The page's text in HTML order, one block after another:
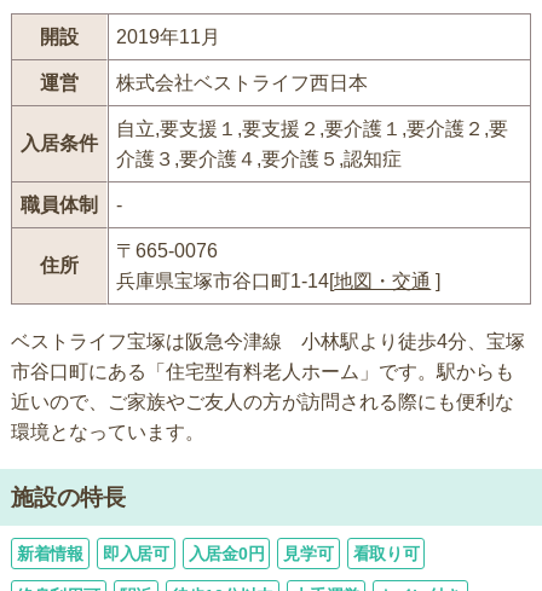
開設 2019年11月
運営 株式会社ベストライフ西日本
入居条件
自立,要支援１,要支援２,要介護１,要介護２,要
介護３,要介護４,要介護５,認知症
職員体制 -
住所
〒665-0076
兵庫県宝塚市谷口町1-14[地図・交通 ]
ベストライフ宝塚は阪急今津線 小林駅より徒歩4分、宝塚
市谷口町にある「住宅型有料老人ホーム」です。駅からも
近いので、ご家族やご友人の方が訪問される際にも便利な
環境となっています。
施設の特長
新着情報 即入居可 入居金0円 見学可 看取り可